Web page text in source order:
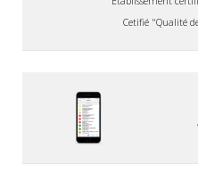
Cetifié "Qualité